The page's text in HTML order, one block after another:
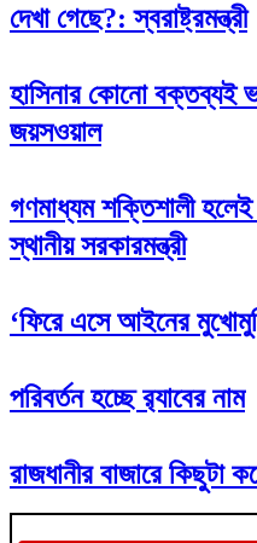
দেখা গেছে?: স্বরাষ্ট্রমন্ত্রী
হাসিনার কোনো বক্তব্যই
জয়সওয়াল
গণমাধ্যম শক্তিশালী
স্থানীয় সরকারমন্ত্রী
‘ফিরে এসে আইনের
পরিবর্তন হচ্ছে র‌্যাবের নাম
রাজধানীর বাজারে কিছুটা